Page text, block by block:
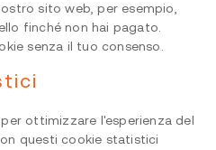
sito web, per esempio,
finché non hai pagato.
senza il tuo consenso.
ottimizzare l'esperienza del
questi cookie statistici